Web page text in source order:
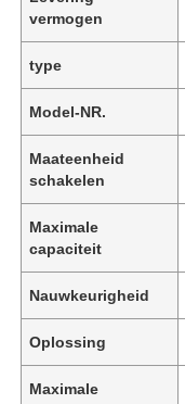
vermogen
type
Model-NR.
Maateenheid
schakelen
Maximale
capaciteit
Nauwkeurigheid
Oplossing
Maximale